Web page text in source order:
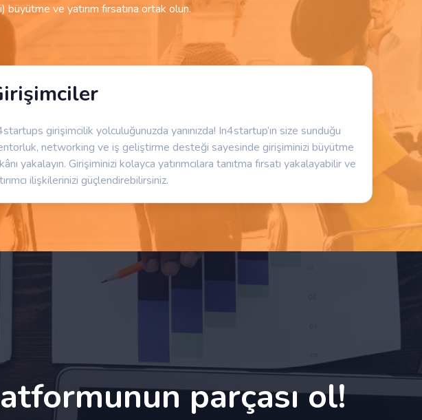
ve yatırım fırsatına ortak olun.
girişimcilik yolculuğunuzda yanınızda! In4startup’ın size sunduğu
networking ve iş geliştirme desteği sayesinde girişiminizi büyütme
yakalayın. Girişiminizi kolayca yatırımcılara tanıtma fırsatı yakalayabilir ve
ilişkilerinizi güçlendirebilirsiniz.
parçası ol!